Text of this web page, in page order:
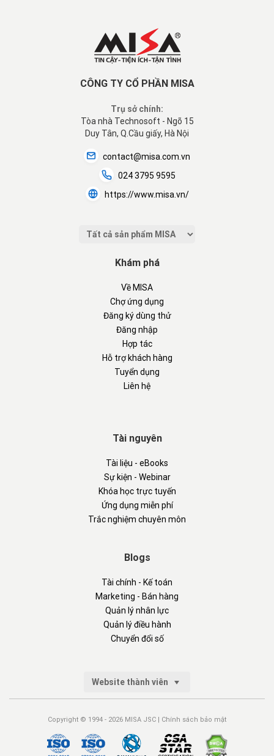
CÔNG TY CỔ PHẦN MISA
Trụ sở chính:
Tòa nhà Technosoft - Ngõ 15
Duy Tân, Q.Cầu giấy, Hà Nội
contact@misa.com.vn
024 3795 9595
https://www.misa.vn/
Khám phá
Về MISA
Chợ ứng dụng
Đăng ký dùng thử
Đăng nhập
Hợp tác
Hỗ trợ khách hàng
Tuyển dụng
Liên hệ
Tài nguyên
Tài liệu - eBooks
Sự kiện - Webinar
Khóa học trực tuyến
Ứng dụng miễn phí
Trắc nghiệm chuyên môn
Blogs
Tài chính - Kế toán
Marketing - Bán hàng
Quản lý nhân lực
Quản lý điều hành
Chuyển đổi số
Website thành viên
Copyright © 1994 - 2026 MISA JSC | Chính sách bảo mật